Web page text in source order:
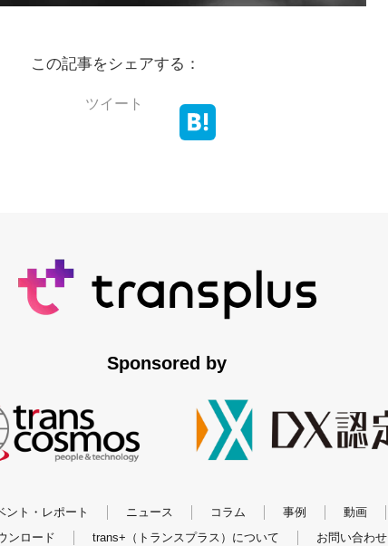
この記事をシェアする：
ツイート
Sponsored by
ント・レポート ニュース コラム 事例 動画
ンロード trans+（トランスプラス）について お問い合わせ